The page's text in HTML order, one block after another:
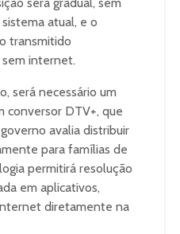
atual, e o
transmitido
internet.
será necessário um
conversor DTV+, que
avalia distribuir
para famílias de
permitirá resolução
em aplicativos,
diretamente na